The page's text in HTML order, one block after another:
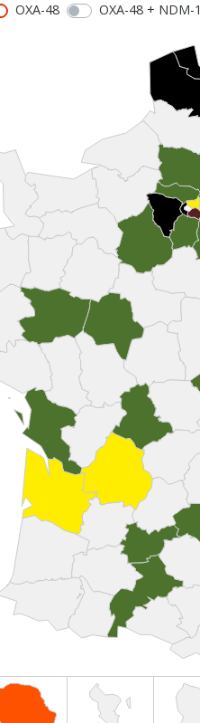
OXA-48 OXA-48 + NDM-1